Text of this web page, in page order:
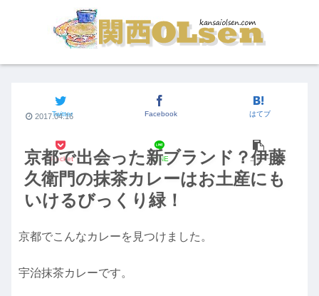
京都で出会った新ブランド？伊藤
久衛門の抹茶カレーはお土産にも
いけるびっくり緑！
Twitter Facebook はてブ
Pocket LINE コピー
2017.04.16
京都でこんなカレーを見つけました。
宇治抹茶カレーです。